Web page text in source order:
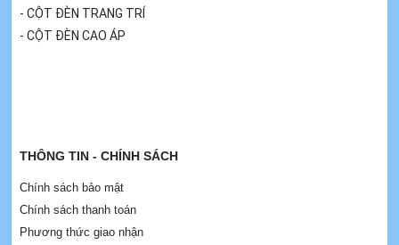
- CỘT ĐÈN TRANG TRÍ
- CỘT ĐÈN CAO ÁP
THÔNG TIN - CHÍNH SÁCH
Chính sách bảo mật
Chính sách thanh toán
Phương thức giao nhận